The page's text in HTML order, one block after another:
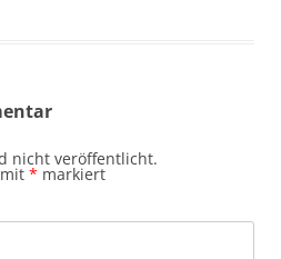
nicht veröffentlicht.
* markiert